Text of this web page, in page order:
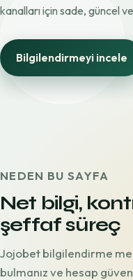
kanalları için sade, güncel
Bilgilendirmeyi incele
NEDEN BU SAYFA
Net bilgi,
şeffaf süreç
Jojobet bilgilendirme
bulmanız ve hesap